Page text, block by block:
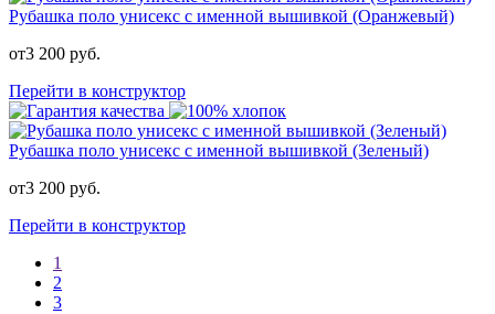
Рубашка поло унисекс с именной вышивкой (Оранжевый)
от3 200 руб.
Перейти в конструктор
Рубашка поло унисекс с именной вышивкой (Зеленый)
от3 200 руб.
Перейти в конструктор
1
2
3